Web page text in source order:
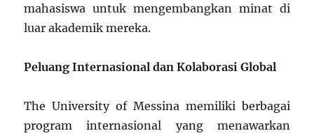
mahasiswa untuk mengembangkan minat di
luar akademik mereka.
Peluang Internasional dan Kolaborasi Global
The University of Messina memiliki berbagai
program internasional yang menawarkan